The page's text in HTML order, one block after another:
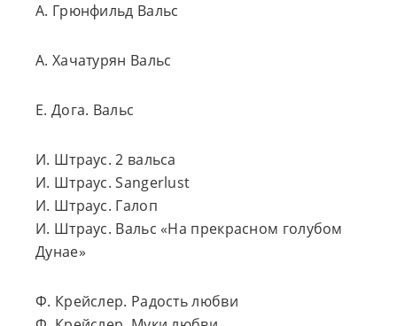
А. Грюнфильд Вальс
А. Хачатурян Вальс
Е. Дога. Вальс
И. Штраус. 2 вальса
И. Штраус. Sangerlust
И. Штраус. Галоп
И. Штраус. Вальс «На прекрасном голубом
Дунае»
Ф. Крейслер. Радость любви